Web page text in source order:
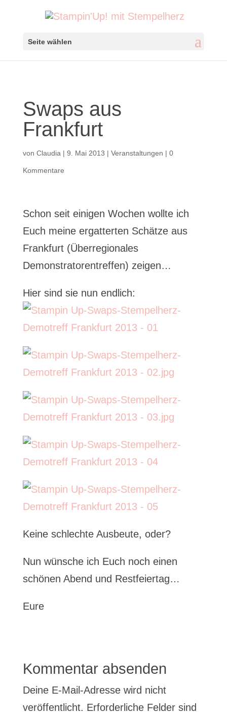
Seite wählen
Swaps aus
Frankfurt
von Claudia | 9. Mai 2013 | Veranstaltungen | 0
Kommentare
Schon seit einigen Wochen wollte ich
Euch meine ergatterten Schätze aus
Frankfurt (Überregionales
Demonstratorentreffen) zeigen…
Hier sind sie nun endlich:
Keine schlechte Ausbeute, oder?
Nun wünsche ich Euch noch einen
schönen Abend und Restfeiertag…
Eure
Kommentar absenden
Deine E-Mail-Adresse wird nicht
veröffentlicht. Erforderliche Felder sind